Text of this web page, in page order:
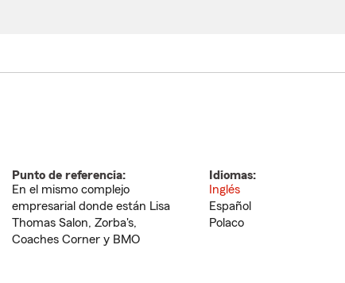
Punto de referencia:
En el mismo complejo
empresarial donde están Lisa
Thomas Salon, Zorba's,
Coaches Corner y BMO
Idiomas:
Inglés
Español
Polaco